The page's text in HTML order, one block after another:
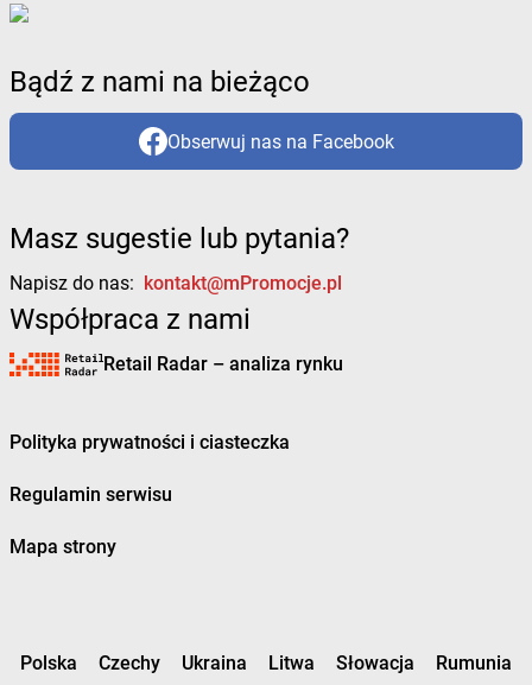
Bądź z nami na bieżąco
Obserwuj nas na Facebook
Masz sugestie lub pytania?
Napisz do nas: kontakt@mPromocje.pl
Współpraca z nami
Retail Radar – analiza rynku
Polityka prywatności i ciasteczka
Regulamin serwisu
Mapa strony
Polska Czechy Ukraina Litwa Słowacja Rumunia